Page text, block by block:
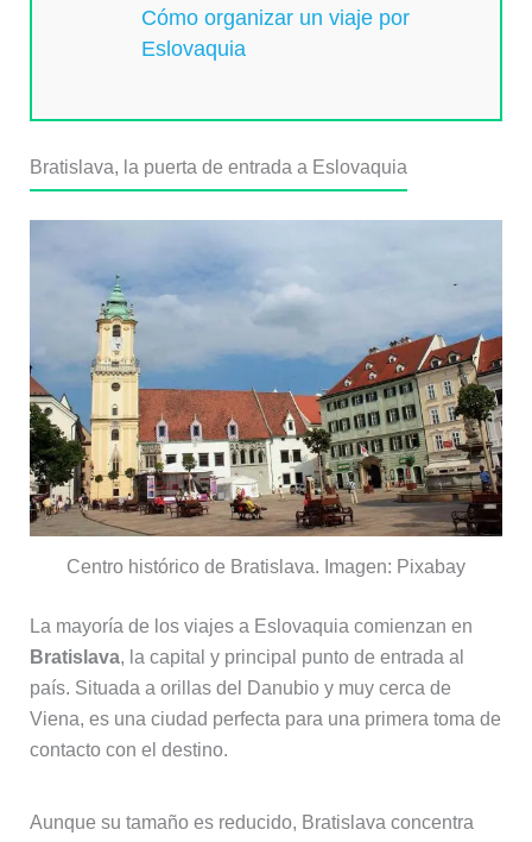
Cómo organizar un viaje por
Eslovaquia
Bratislava, la puerta de entrada a Eslovaquia
Centro histórico de Bratislava. Imagen: Pixabay
La mayoría de los viajes a Eslovaquia comienzan en
Bratislava, la capital y principal punto de entrada al
país. Situada a orillas del Danubio y muy cerca de
Viena, es una ciudad perfecta para una primera toma de
contacto con el destino.
Aunque su tamaño es reducido, Bratislava concentra